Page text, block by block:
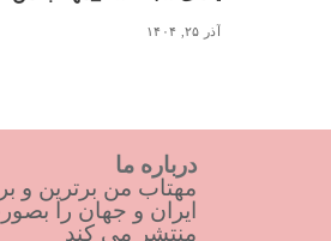
آذر ۲۵, ۱۴۰۴
درباره ما
مهتاب من برترین و
ایران و جهان را
منتشر می کند